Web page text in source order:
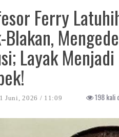
Ferry
Blakan,
Layak
Juni, 2026 / 11:09 198 kali